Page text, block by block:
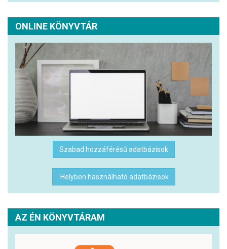
ONLINE KÖNYVTÁR
Szabad hozzáférésű adatbázisok
Helyben használható adatbázisok
AZ ÉN KÖNYVTÁRAM